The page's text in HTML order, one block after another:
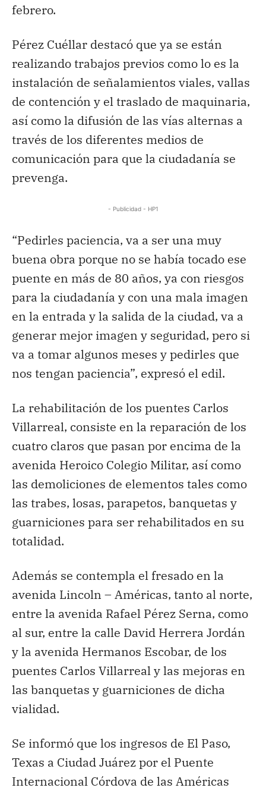
febrero.
Pérez Cuéllar destacó que ya se están
realizando trabajos previos como lo es la
instalación de señalamientos viales, vallas
de contención y el traslado de maquinaria,
así como la difusión de las vías alternas a
través de los diferentes medios de
comunicación para que la ciudadanía se
prevenga.
- Publicidad - HP1
“Pedirles paciencia, va a ser una muy
buena obra porque no se había tocado ese
puente en más de 80 años, ya con riesgos
para la ciudadanía y con una mala imagen
en la entrada y la salida de la ciudad, va a
generar mejor imagen y seguridad, pero si
va a tomar algunos meses y pedirles que
nos tengan paciencia”, expresó el edil.
La rehabilitación de los puentes Carlos
Villarreal, consiste en la reparación de los
cuatro claros que pasan por encima de la
avenida Heroico Colegio Militar, así como
las demoliciones de elementos tales como
las trabes, losas, parapetos, banquetas y
guarniciones para ser rehabilitados en su
totalidad.
Además se contempla el fresado en la
avenida Lincoln – Américas, tanto al norte,
entre la avenida Rafael Pérez Serna, como
al sur, entre la calle David Herrera Jordán
y la avenida Hermanos Escobar, de los
puentes Carlos Villarreal y las mejoras en
las banquetas y guarniciones de dicha
vialidad.
Se informó que los ingresos de El Paso,
Texas a Ciudad Juárez por el Puente
Internacional Córdova de las Américas